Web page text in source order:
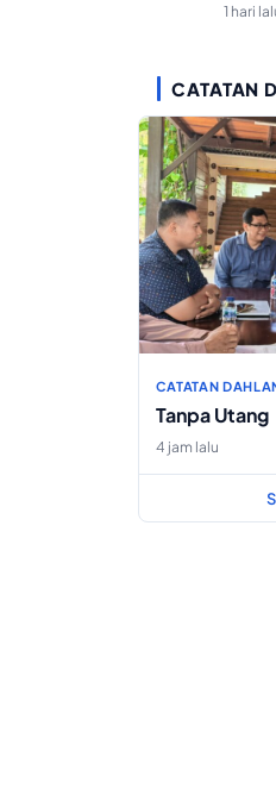
1 hari
CATATAN
CATATAN
Tanpa Utang
4 jam lalu